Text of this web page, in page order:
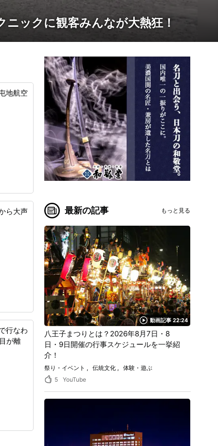
ニックに観客みんなが大熱狂！
地航空
ら大声
行なわ
が離
最新の記事 もっと見る
動画記事 22:24
八王子まつりとは？2026年8月7日・8
日・9日開催の行事スケジュールを一挙紹
介！
祭り・イベント 伝統文化
体験・遊ぶ
5
YouTube